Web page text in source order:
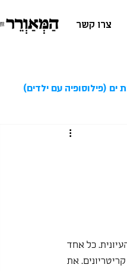
צרו קשר
ים (פילוסופיה עם ילדים)
כל אחד
את